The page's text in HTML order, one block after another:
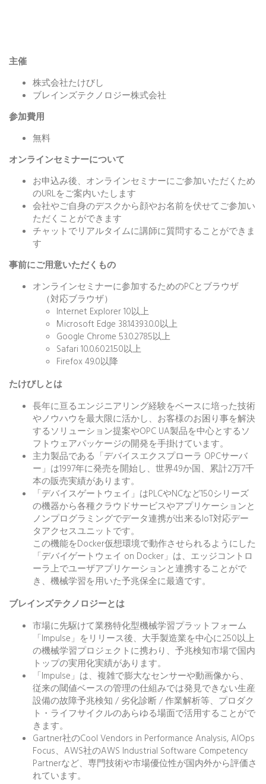
主催
株式会社たけびし
ブレインズテクノロジー株式会社
参加費用
無料
オンラインセミナーについて
お申込み後、オンラインセミナーにご参加いただくため
のURLをご案内いたします
会社やご自身のデスクから顔やお名前を伏せてご参加い
ただくことができます
チャットでリアルタイムに講師に質問することができま
す
事前にご用意いただくもの
オンラインセミナーに参加するためのPCとブラウザ
（対応ブラウザ）
Internet Explorer 10以上
Microsoft Edge 38.14393.0.0以上
Google Chrome 53.0.2785以上
Safari 10.0.602.1.50以上
Firefox 49.0以降
たけびしとは
長年に亘るエンジニアリング経験をベースに培った技術
やノウハウを最大限に活かし、お客様のお困り事を解決
するソリューション提案やOPC UA製品を中心とするソ
フトウェアパッケージの開発を手掛けています。
主力製品である「デバイスエクスプローラ OPCサーバ
ー」は1997年に発売を開始し、世界49か国、累計2万7千
本の販売実績があります。
「デバイスゲートウェイ」はPLCやNCなど150シリーズ
の機器から各種クラウドサービスやアプリケーションと
ノンプログラミングでデータ連携が出来るIoT対応デー
タアクセスユニットです。
この機能をDocker仮想環境で動作させられるようにした
「デバイゲートウェイ on Docker」は、エッジコントロ
ーラ上でユーザアプリケーションと連携することがで
き、機械学習を用いた予兆保全に最適です。
ブレインズテクノロジーとは
市場に先駆けて業務特化型機械学習プラットフォーム
「Impulse」をリリース後、大手製造業を中心に250以上
の機械学習プロジェクトに携わり、予兆検知市場で国内
トップの実用化実績があります。
「Impulse」は、複雑で膨大なセンサーや動画像から、
従来の閾値ベースの管理の仕組みでは発見できない生産
設備の故障予兆検知 / 劣化診断 / 作業解析等、プロダク
ト・ライフサイクルのあらゆる場面で活用することがで
きます。
Gartner社のCool Vendors in Performance Analysis, AIOps
Focus、AWS社のAWS Industrial Software Competency
Partnerなど、専門技術や市場優位性が国内外から評価さ
れています。